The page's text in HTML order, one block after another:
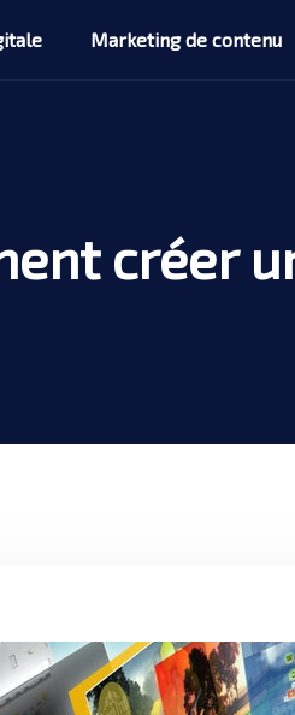
Marketing de contenu
créer